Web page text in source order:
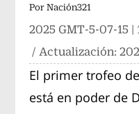
Por Nación321
2025 GMT-5-07-15 |
/ Actualización:
El primer trofeo
está en poder de